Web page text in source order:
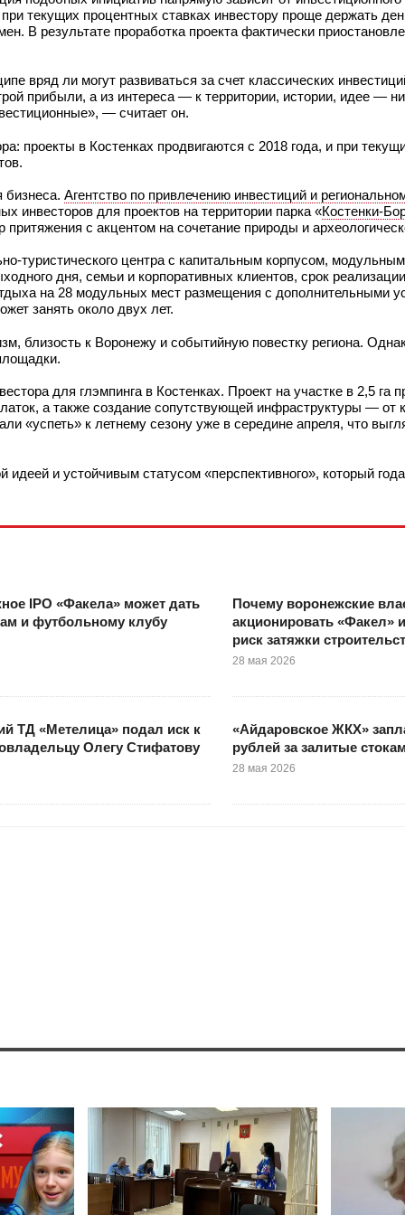
текущих процентных ставках инвестору проще держать
В результате проработка проекта фактически
вряд ли могут развиваться за счет классических
прибыли, а из интереса — к территории, истории, идее —
— считает он.
проекты в Костенках продвигаются с 2018 года, и при
Агентство по привлечению инвестиций и
инвесторов для проектов на территории парка «Костенки-
с акцентом на сочетание природы и
туристического центра с капитальным корпусом,
дня, семьи и корпоративных клиентов, срок
на 28 модульных мест размещения с дополнительными
занять около двух лет.
близость к Воронежу и событийную повестку региона.
для глэмпинга в Костенках. Проект на участке в 2,5 га
а также создание сопутствующей инфраструктуры — от
«успеть» к летнему сезону уже в середине апреля, что
и устойчивым статусом «перспективного», который
IPO «Факела» может дать
и футбольному клубу
Почему воронежские
акционировать «Факел»
риск затяжки
28 мая 2026
ТД «Метелица» подал иск к
Олегу Стифатову
«Айдаровское ЖКХ»
рублей за залитые
28 мая 2026